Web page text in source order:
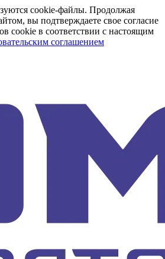
cookie-файлы. Продолжая
вы подтверждаете свое согласие
cookie в соответствии с настоящим
соглашением